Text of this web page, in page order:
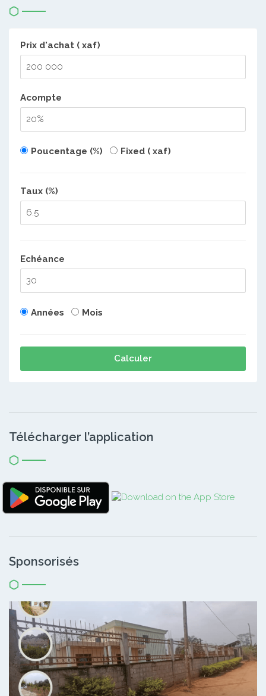
Prix d'achat ( xaf)
Acompte
Poucentage (%) Fixed ( xaf)
Taux (%)
Echéance
Années Mois
Calculer
Télécharger l’application
Sponsorisés